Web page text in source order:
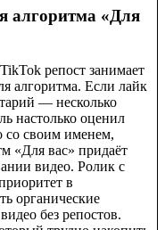
алгоритма «Для
репост занимает
алгоритма. Если лайк
— несколько
настолько оценил
со своим именем,
«Для вас» придаёт
видео. Ролик с
в
органические
без репостов.